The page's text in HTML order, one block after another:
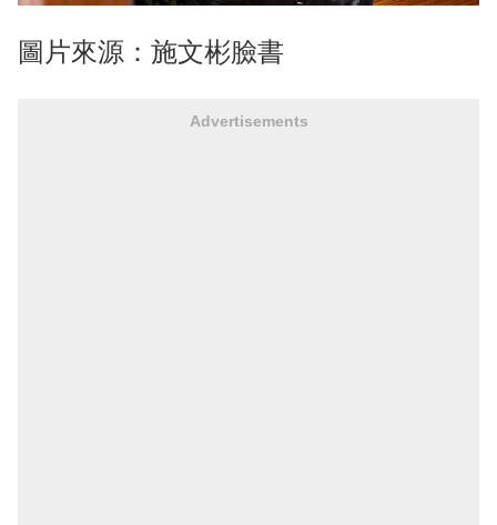
圖片來源：施文彬臉書
Advertisements